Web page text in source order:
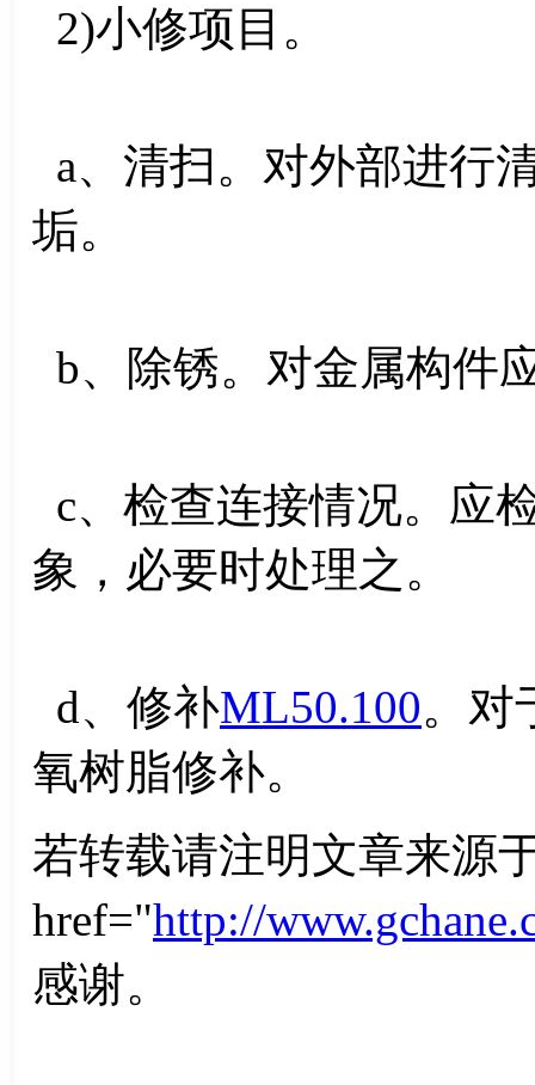
2)小修项目。
a、清扫。对外部进行
垢。
b、除锈。对金属构件
c、检查连接情况。应
象，必要时处理之。
d、修补ML50.100。对
氧树脂修补。
若转载请注明文章来源
href="http://
感谢。